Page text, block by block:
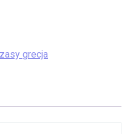
grecja